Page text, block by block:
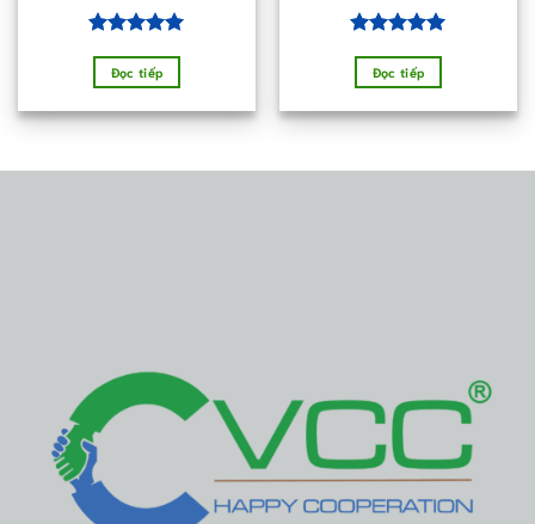
hạng 5.00
5 sao
Đọc tiếp
hạng 5.00
5 sao
Đọc tiếp